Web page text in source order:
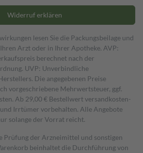
Widerruf erklären
lesen Sie die Packungsbeilage und
Arzt oder in Ihrer Apotheke. AVP:
berechnet nach der
UVP: Unverbindliche
Die angegebenen Preise
vorgeschriebene Mehrwertsteuer, ggf.
Ab 29,00 € Bestell­wert versand­kosten­
Irrtümer vorbehalten. Alle Angebote
solange der Vorrat reicht.
Prüfung der Arzneimittel und sonstigen
beinhaltet die Durchführung von